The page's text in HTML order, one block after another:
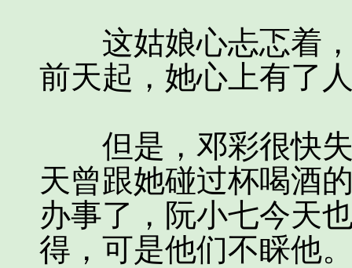
这姑娘心忐忑着，
前天起，她心上有了
但是，邓彩很快失
天曾跟她碰过杯喝酒
办事了，阮小七今天
得，可是他们不睬他